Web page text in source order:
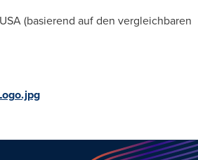
(basierend auf den vergleichbaren